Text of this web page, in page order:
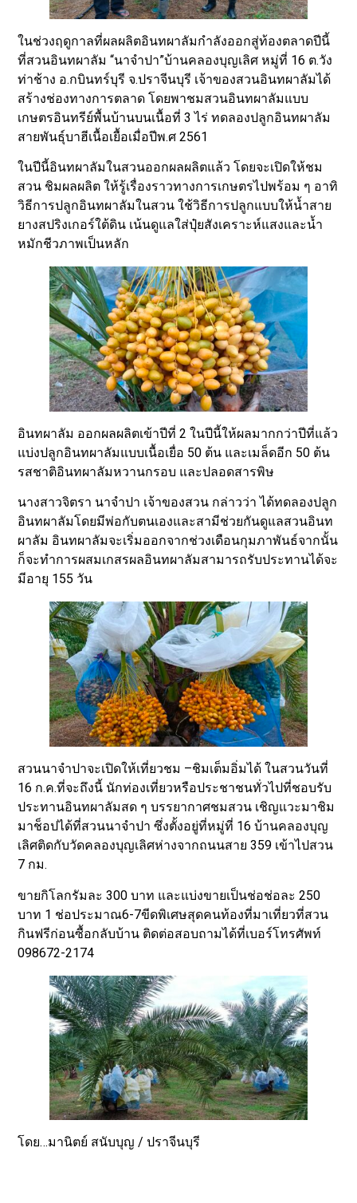
ในช่วงฤดูกาลที่ผลผลิตอินทผาลัมกำลังออกสู่ท้องตลาดปีนี้
ที่สวนอินทผาลัม “นาจำปา”บ้านคลองบุญเลิศ หมู่ที่ 16 ต.วัง
ท่าช้าง อ.กบินทร์บุรี จ.ปราจีนบุรี เจ้าของสวนอินทผาลัมได้
สร้างช่องทางการตลาด โดยพาชมสวนอินทผาลัมแบบ
เกษตรอินทรีย์พื้นบ้านบนเนื้อที่ 3 ไร่ ทดลองปลูกอินทผาลัม
สายพันธุ์บาฮีเนื้อเยื้อเมื่อปีพ.ศ 2561
ในปีนี้อินทผาลัมในสวนออกผลผลิตแล้ว โดยจะเปิดให้ชม
สวน ชิมผลผลิต ให้รู้เรื่องราวทางการเกษตรไปพร้อม ๆ อาทิ
วิธีการปลูกอินทผาลัมในสวน ใช้วิธีการปลูกแบบให้น้ำสาย
ยางสปริงเกอร์ใต้ดิน เน้นดูแลใส่ปุ๋ยสังเคราะห์แสงและน้ำ
หมักชีวภาพเป็นหลัก
อินทผาลัม ออกผลผลิตเข้าปีที่ 2 ในปีนี้ให้ผลมากกว่าปีที่แล้ว
แบ่งปลูกอินทผาลัมแบบเนื้อเยื่อ 50 ต้น และเมล็ดอีก 50 ต้น
รสชาติอินทผาลัมหวานกรอบ และปลอดสารพิษ
นางสาวจิตรา นาจำปา เจ้าของสวน กล่าวว่า ได้ทดลองปลูก
อินทผาลัมโดยมีพ่อกับตนเองและสามีช่วยกันดูแลสวนอินท
ผาลัม อินทผาลัมจะเริ่มออกจากช่วงเดือนกุมภาพันธ์จากนั้น
ก็จะทำการผสมเกสรผลอินทผาลัมสามารถรับประทานได้จะ
มีอายุ 155 วัน
สวนนาจำปาจะเปิดให้เที่ยวชม –ชิมเต็มอิ่มได้ ในสวนวันที่
16 ก.ค.ที่จะถึงนี้ นักท่องเที่ยวหรือประชาชนทั่วไปที่ชอบรับ
ประทานอินทผาลัมสด ๆ บรรยากาศชมสวน เชิญแวะมาชิม
มาช็อปได้ที่สวนนาจำปา ซึ่งตั้งอยู่ที่หมู่ที่ 16 บ้านคลองบุญ
เลิศติดกับวัดคลองบุญเลิศห่างจากถนนสาย 359 เข้าไปสวน
7 กม.
ขายกิโลกรัมละ 300 บาท และแบ่งขายเป็นช่อช่อละ 250
บาท 1 ช่อประมาณ6-7ขีดพิเศษสุดคนท้องที่มาเที่ยวที่สวน
กินฟรีก่อนซื้อกลับบ้าน ติดต่อสอบถามได้ที่เบอร์โทรศัพท์
098672-2174
โดย…มานิตย์ สนับบุญ / ปราจีนบุรี